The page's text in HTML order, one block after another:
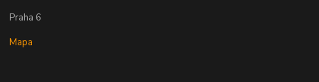
Praha 6
Mapa